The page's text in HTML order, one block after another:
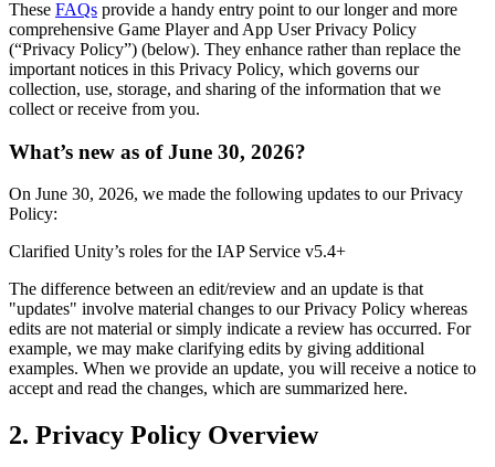
Unity
LiveOps
Анализ после запуска и операции с живыми играми
Развивайте
Привлечение пользователей
Встроенные покупки
Монетизация
Соединяйте игроков с подходящими играми
Рекламируйте с помощью Unity
Монетизируйте с помощью
Unity
Примеры использования
Создавайте и развивайте мобильные хиты с Unity
Торговля
Преобразовать опыт в магазине в онлайн-опыт
Автомобильная отрасль
Посмотреть все отрасли
Дополнительная информация
Истории успеха
Истории успеха из реальной жизни
Советы и хитрости от экспертов
Демонстрационные проекты
Демо-версии, образцы и строительные блоки
Что нового
Блог
Обновления, информация и технические советы
Новости
Новости, истории и пресс-центр
Присоединяйтесь к разработчикам, креаторам и инсайдерам
Награды Unity
Празднование Unity-креаторов по всему миру
Практические руководства
Практические советы и лучшие практики
Образование
Запустите свою карьеру
Для преподавателей
Улучшите свое преподавание
Лицензия Education Grant
Принесите мощь Unity в ваше учебное заведение
Программы сертификации
Докажите свое мастерство в Unity
These FAQs provide a handy entry point to our longer and more
comprehensive Game Player and App User Privacy Policy
(“Privacy Policy”) (below). They enhance rather than replace the
important notices in this Privacy Policy, which governs our
collection, use, storage, and sharing of the information that we
collect or receive from you.
What’s new as of June 30, 2026?
On June 30, 2026, we made the following updates to our Privacy
Policy:
Clarified Unity’s roles for the IAP Service v5.4+
The difference between an edit/review and an update is that
"updates" involve material changes to our Privacy Policy whereas
edits are not material or simply indicate a review has occurred. For
example, we may make clarifying edits by giving additional
examples. When we provide an update, you will receive a notice to
accept and read the changes, which are summarized here.
2. Privacy Policy Overview